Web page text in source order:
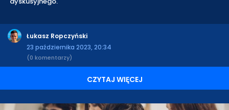
Łukasz Ropczyński
23 października 2023, 20:34
(0 komentarzy)
CZYTAJ WIĘCEJ